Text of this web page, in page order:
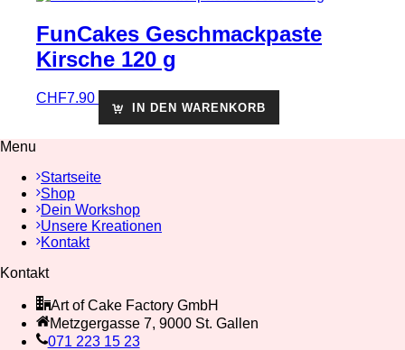
FunCakes Geschmackpaste
Kirsche 120 g
CHF7.90
IN DEN WARENKORB
Menu
Startseite
Shop
Dein Workshop
Unsere Kreationen
Kontakt
Kontakt
Art of Cake Factory GmbH
Metzgergasse 7, 9000 St. Gallen
071 223 15 23